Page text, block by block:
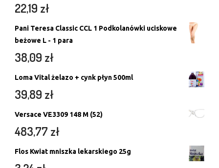
22,19 zł
Pani Teresa Classic CCL 1 Podkolanówki uciskowe
beżowe L - 1 para
38,09 zł
Loma Vital żelazo + cynk płyn 500ml
39,89 zł
Versace VE3309 148 M (52)
483,77 zł
Flos Kwiat mniszka lekarskiego 25g